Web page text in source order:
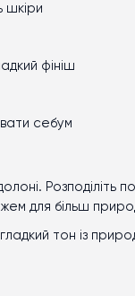
шкіри
фініш
себум
для більш
тон із